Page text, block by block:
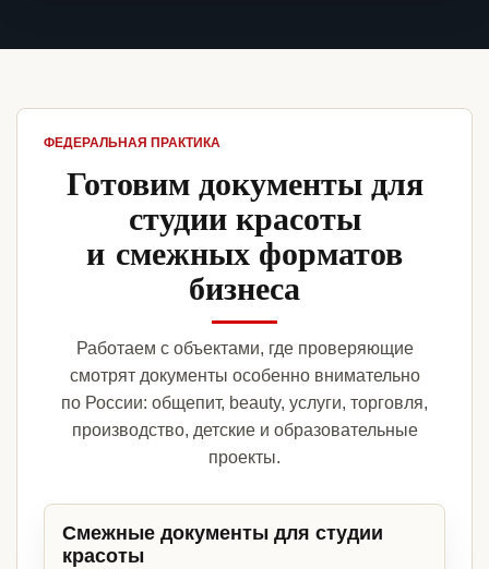
ФЕДЕРАЛЬНАЯ ПРАКТИКА
Готовим документы для
студии красоты
и смежных форматов
бизнеса
Работаем с объектами, где проверяющие
смотрят документы особенно внимательно
по России: общепит, beauty, услуги, торговля,
производство, детские и образовательные
проекты.
Смежные документы для студии
красоты